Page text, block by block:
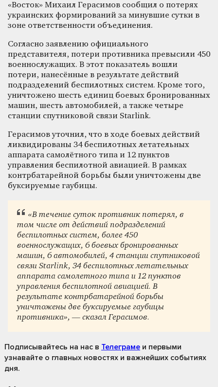
«Восток» Михаил Герасимов сообщил о потерях
украинских формирований за минувшие сутки в
зоне ответственности объединения.
Согласно заявлению официального
представителя, потери противника превысили 450
военнослужащих. В этот показатель вошли
потери, нанесённые в результате действий
подразделений беспилотных систем. Кроме того,
уничтожено шесть единиц боевых бронированных
машин, шесть автомобилей, а также четыре
станции спутниковой связи Starlink.
Герасимов уточнил, что в ходе боевых действий
ликвидированы 34 беспилотных летательных
аппарата самолётного типа и 12 пунктов
управления беспилотной авиацией. В рамках
контрбатарейной борьбы были уничтожены две
буксируемые гаубицы.
«В течение суток противник потерял, в
том числе от действий подразделений
беспилотных систем, более 450
военнослужащих, 6 боевых бронированных
машин, 6 автомобилей, 4 станции спутниковой
связи Starlink, 34 беспилотных летательных
аппарата самолетного типа и 12 пунктов
управления беспилотной авиацией. В
результате контрбатарейной борьбы
уничтожены две буксируемые гаубицы
противника», — сказал Герасимов.
Подписывайтесь на нас в Телеграме и первыми
узнавайте о главных новостях и важнейших событиях
дня.